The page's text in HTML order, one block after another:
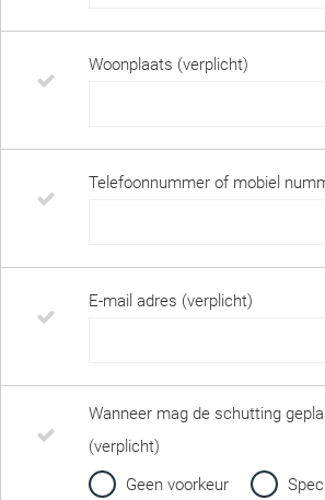
Woonplaats (verplicht)
Telefoonnummer of mobiel
E-mail adres (verplicht)
Wanneer mag de schutting
(verplicht)
Geen voorkeur